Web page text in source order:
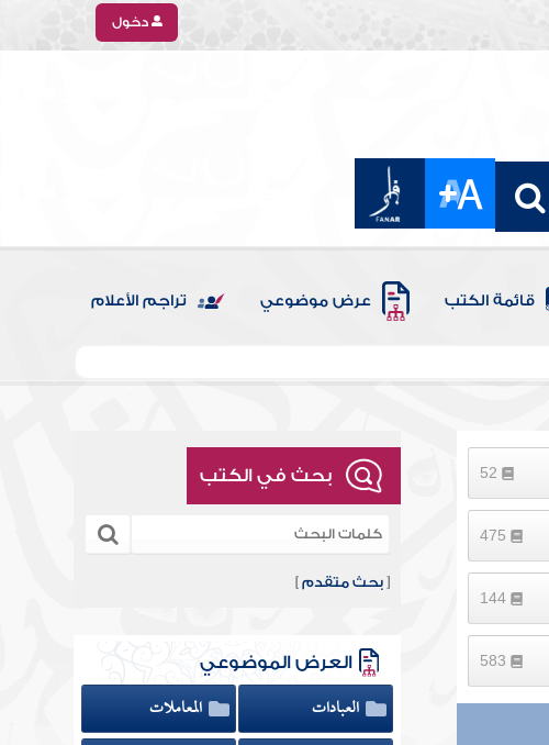
دخول
قائمة الكتب عرض موضوعي تراجم الأعلام
144
بحث في الكتب
[بحث متقدم ]
العرض الموضوعي
العبادات
المعاملات